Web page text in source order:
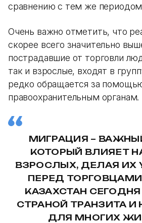
сравнению с тем же периодом
Очень важно отметить, что
скорее всего значительно
пострадавшие от торговли
так и взрослые, входят в
редко обращается за
правоохранительным органам.
МИГРАЦИЯ –
КОТОРЫЙ ВЛИЯЕТ
ВЗРОСЛЫХ, ДЕЛАЯ
ПЕРЕД
КАЗАХСТАН
СТРАНОЙ ТРАНЗИТА И
ДЛЯ МНОГИХ